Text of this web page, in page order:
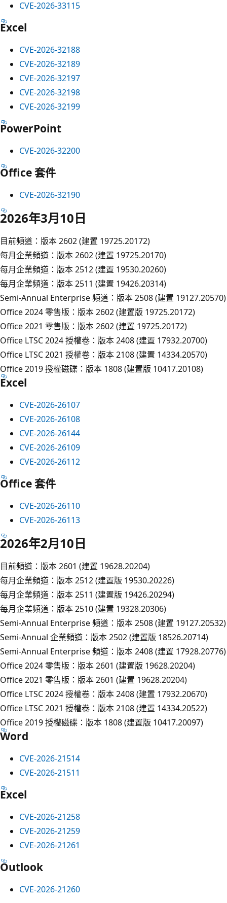
CVE-2026-33115
Excel
CVE-2026-32188
CVE-2026-32189
CVE-2026-32197
CVE-2026-32198
CVE-2026-32199
PowerPoint
CVE-2026-32200
Office 套件
CVE-2026-32190
2026年3月10日
目前頻道：版本 2602 (建置 19725.20172)
每月企業頻道：版本 2602 (建置 19725.20170)
每月企業頻道：版本 2512 (建置 19530.20260)
每月企業頻道：版本 2511 (建置 19426.20314)
Semi-Annual Enterprise 頻道：版本 2508 (建置 19127.20570)
Office 2024 零售版：版本 2602 (建置版 19725.20172)
Office 2021 零售版：版本 2602 (建置 19725.20172)
Office LTSC 2024 授權卷：版本 2408 (建置 17932.20700)
Office LTSC 2021 授權卷：版本 2108 (建置 14334.20570)
Office 2019 授權磁碟：版本 1808 (建置版 10417.20108)
Excel
CVE-2026-26107
CVE-2026-26108
CVE-2026-26144
CVE-2026-26109
CVE-2026-26112
Office 套件
CVE-2026-26110
CVE-2026-26113
2026年2月10日
目前頻道：版本 2601 (建置 19628.20204)
每月企業頻道：版本 2512 (建置版 19530.20226)
每月企業頻道：版本 2511 (建置版 19426.20294)
每月企業頻道：版本 2510 (建置 19328.20306)
Semi-Annual Enterprise 頻道：版本 2508 (建置 19127.20532)
Semi-Annual 企業頻道：版本 2502 (建置版 18526.20714)
Semi-Annual Enterprise 頻道：版本 2408 (建置 17928.20776)
Office 2024 零售版：版本 2601 (建置版 19628.20204)
Office 2021 零售版：版本 2601 (建置 19628.20204)
Office LTSC 2024 授權卷：版本 2408 (建置 17932.20670)
Office LTSC 2021 授權卷：版本 2108 (建置 14334.20522)
Office 2019 授權磁碟：版本 1808 (建置版 10417.20097)
Word
CVE-2026-21514
CVE-2026-21511
Excel
CVE-2026-21258
CVE-2026-21259
CVE-2026-21261
Outlook
CVE-2026-21260